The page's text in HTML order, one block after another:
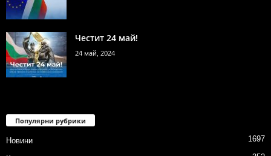
Честит 24 май!
24 май, 2024
Популярни рубрики
Новини 1697